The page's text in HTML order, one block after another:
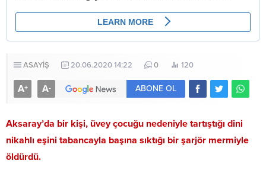
ASAYİŞ 20.06.2020 14:22 0 120
A+ A- ABONE OL
Aksaray’da bir kişi, üvey çocuğu nedeniyle tartıştığı dini
nikahlı eşini tabancayla başına sıktığı bir şarjör mermiyle
öldürdü.